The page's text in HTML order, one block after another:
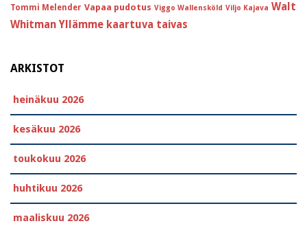
Tommi Melender Vapaa pudotus Viggo Wallensköld Viljo Kajava Walt
Whitman Yllämme kaartuva taivas
ARKISTOT
heinäkuu 2026
kesäkuu 2026
toukokuu 2026
huhtikuu 2026
maaliskuu 2026